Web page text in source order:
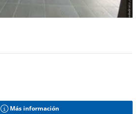
Más información